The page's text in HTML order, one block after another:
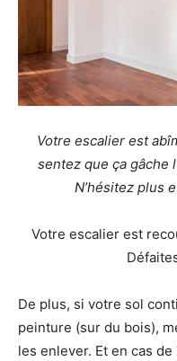
Votre escalier est
sentez que ça gâche
N’hésitez plus
Votre escalier est
De plus, si votre sol
peinture (sur du bois),
les enlever. Et en cas